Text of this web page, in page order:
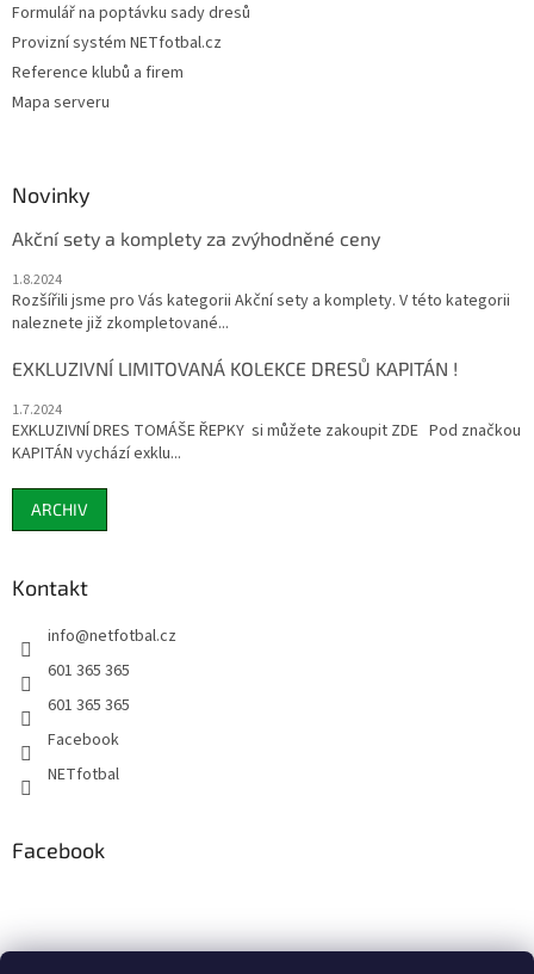
Formulář na poptávku sady dresů
Provizní systém NETfotbal.cz
Reference klubů a firem
Mapa serveru
Novinky
Akční sety a komplety za zvýhodněné ceny
1.8.2024
Rozšířili jsme pro Vás kategorii Akční sety a komplety. V této kategorii
naleznete již zkompletované...
EXKLUZIVNÍ LIMITOVANÁ KOLEKCE DRESŮ KAPITÁN !
1.7.2024
EXKLUZIVNÍ DRES TOMÁŠE ŘEPKY si můžete zakoupit ZDE Pod značkou
KAPITÁN vychází exklu...
ARCHIV
Kontakt
info@netfotbal.cz
601 365 365
601 365 365
Facebook
NETfotbal
Facebook